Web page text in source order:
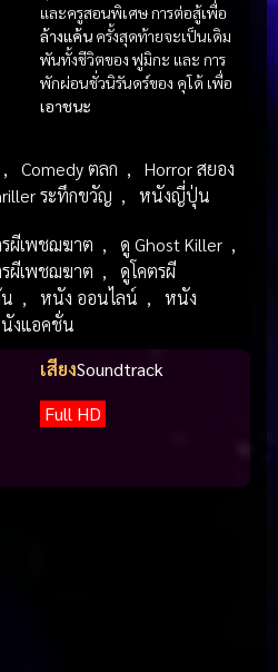
และครูสอนพิเศษ การต่อสู้เพื่อ
ล้างแค้น ครั้งสุดท้ายจะเป็นเดิม
พันทั้งชีวิตของ ฟูมิกะ และ การ
พักผ่อนชั่วนิรันดร์ของ คุโด้ เพื่อ
เอาชนะ
, Comedy ตลก ,
Horror สยอง
ระทึกขวัญ , หนังญี่ปุ่น
ผีเพชฌฆาต , ดู Ghost Killer ,
ผีเพชฌฆาต ,
ดูโคตรผี
, หนัง ออนไลน์ ,
หนัง
งแอคชั่น
เสียงSoundtrack
Full HD